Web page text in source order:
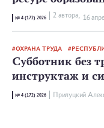
№ 4 (172) 2026 2 автора, 16
ОХРАНА ТРУДА
Субботник без
инструктаж и
№ 4 (172) 2026 Прилуцкий